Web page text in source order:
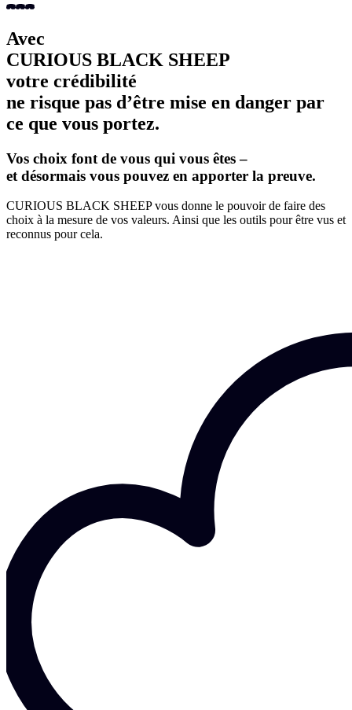
Avec
CURIOUS BLACK SHEEP
votre crédibilité
ne risque pas d’être mise en danger par
ce que vous portez.
Vos choix font de vous qui vous êtes –
et désormais vous pouvez en apporter la preuve.
CURIOUS BLACK SHEEP vous donne le pouvoir de faire des
choix à la mesure de vos valeurs. Ainsi que les outils pour être vus et
reconnus pour cela.